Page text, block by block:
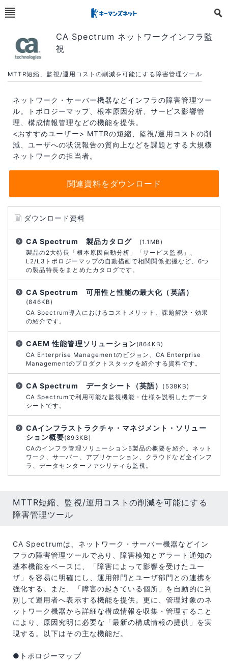
CA Spectrum ネットワークインフラ監
視
MTTR短縮、監視/運用コストの削減を可能にする障害管理ツール
ネットワーク・サーバー機器などインフラの障害管理ツー
ル。トポロジーマップ、根本原因分析、サービス影響管
理、構成情報管理などの機能を提供。
<おすすめユーザー> MTTRの短縮、監視/運用コストの削
減、ユーザへの状況報告の質向上などを課題とする大規模
ネットワークの担当者。
関連資料をダウンロード
ダウンロード資料
CA Spectrum 製品カタログ
(1.1MB)
製品の2大特長「根本原因自動分析」「サービス監視」、
L2/L3トポロジーマップの自動描画で相関関係把握など、6つ
の製品特長をまとめたカタログです。
CA Spectrum 可用性と性能の最大化（英語）
(846KB)
CA Spectrum導入におけるコストメリット、課題解決・効果
の紹介です。
CAEM 性能管理ソリューション(864KB)
CA Enterprise Managementのビジョン、CA Enterprise
Managementのプロダクトスタックを紹介する資料です。
CA Spectrum データシート（英語）
(538KB)
CA Spectrumで利用可能な監視機能・仕様を説明したデータ
シートです。
CAインフラストラクチャ・マネジメント・ソリュー
ション概要(893KB)
CAのインフラ管理ソリューション5製品の概要を紹介。ネット
ワーク、サーバー、アプリケーション、クラウドなど全インフ
ラ、データセンターファシリティも監視。
MTTR短縮、監視/運用コストの削減を可能にする
障害管理ツール
CA Spectrumは、ネットワーク・サーバー機器などイン
フラの障害管理ツールであり、障害検知とアラート通知の
基本機能をベースに、「障害によって影響を受けたユー
ザ」を容易に明確にし、運用部門とユーザ部門との連携を
強化する。また、「障害の起きている個所」を自動的に判
別して運用者へ表示する機能を提供。更に、管理対象のネ
ットワーク機器から詳細な構成情報を収集・管理すること
により、原因究明に必要な「最新の構成情報の提供」を実
現する。以下はその主な機能だ。
●トポロジーマップ